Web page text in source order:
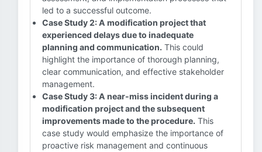
led to a successful outcome.
Case Study 2: A modification project that
experienced delays due to inadequate
planning and communication. This could
highlight the importance of thorough planning,
clear communication, and effective stakeholder
management.
Case Study 3: A near-miss incident during a
modification project and the subsequent
improvements made to the procedure. This
case study would emphasize the importance of
proactive risk management and continuous